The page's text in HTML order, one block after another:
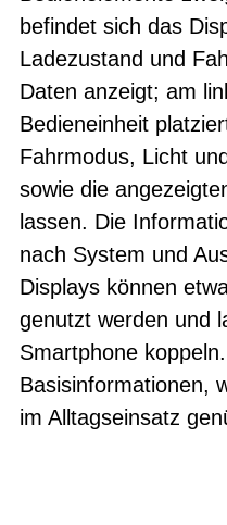
befindet sich das
Ladezustand und
Daten anzeigt; am
Bedieneinheit
Fahrmodus, Licht
sowie die
lassen. Die
nach System und
Displays können
genutzt werden und
Smartphone
Basisinformationen,
im Alltagseinsatz